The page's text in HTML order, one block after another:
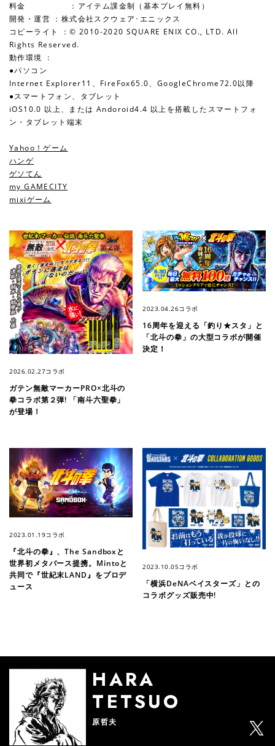
料金 ：アイテム課金制（基本プレイ無料）
開発・運営 ：株式会社スクウェア･エニックス
コピーライト ：© 2010-2020 SQUARE ENIX CO., LTD. All
Rights Reserved.
動作環境 ：
●パソコン
Internet Explorer11、FireFox65.0、GoogleChrome72.0以降
●スマートフォン、タブレット
iOS10.0 以上、または Andoroid4.4 以上を搭載したスマートフォ
ン・タブレット端末
Yahoo！ゲーム
ハンゲ
ゲソてん
my GAMECITY
mixiゲーム
2026.02.27コラボ
ガテン無敵マーカーPRO×北斗の
拳コラボ第２弾! 「南斗六聖拳」
が登場！
2023.04.26コラボ
16周年を迎える「釣り★スタ」と
「北斗の拳」の大型コラボが開催
決定！
2023.01.19コラボ
『北⽃の拳』、The Sandboxと
世界初メタバース提携。Mintoと
共同で『世紀末LAND』をプロデ
ュース
2023.10.05コラボ
「横浜DeNAベイスターズ」との
コラボグッズ販売中!
HARA
TETSUO
原哲夫